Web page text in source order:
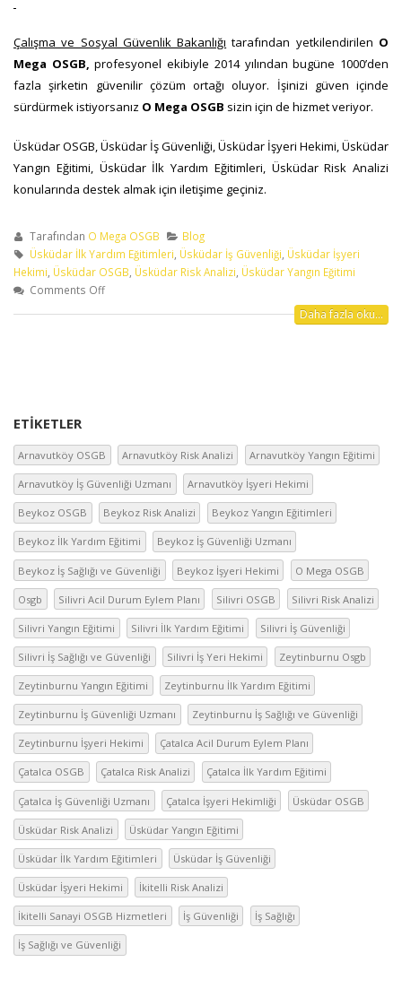
Çalışma ve Sosyal Güvenlik Bakanlığı tarafından yetkilendirilen O
Mega OSGB, profesyonel ekibiyle 2014 yılından bugüne 1000’den
fazla şirketin güvenilir çözüm ortağı oluyor. İşinizi güven içinde
sürdürmek istiyorsanız O Mega OSGB sizin için de hizmet veriyor.
ÜsküdarOSGB, Üsküdar İş Güvenliği, Üsküdar İşyeri Hekimi, Üsküdar
Yangın Eğitimi, Üsküdar İlk Yardım Eğitimleri, Üsküdar Risk Analizi
konularında destek almak için iletişime geçiniz.
Tarafından O Mega OSGB
Blog
Üsküdar İlk Yardım Eğitimleri Üsküdar İş Güvenliği Üsküdar İşyeri
Hekimi Üsküdar OSGB Üsküdar Risk Analizi Üsküdar Yangın Eğitimi
Comments Off
Daha fazla oku...
ETIKETLER
Arnavutköy OSGB Arnavutköy Risk Analizi Arnavutköy Yangın Eğitimi
Arnavutköy İş Güvenliği Uzmanı Arnavutköy İşyeri Hekimi
Beykoz OSGB Beykoz Risk Analizi Beykoz Yangın Eğitimleri
Beykoz İlk Yardım Eğitimi Beykoz İş Güvenliği Uzmanı
Beykoz İş Sağlığı ve Güvenliği Beykoz İşyeri Hekimi O Mega OSGB
Osgb Silivri Acil Durum Eylem Planı Silivri OSGB Silivri Risk Analizi
Silivri Yangın Eğitimi Silivri İlk Yardım Eğitimi Silivri İş Güvenliği
Silivri İş Sağlığı ve Güvenliği Silivri İş Yeri Hekimi Zeytinburnu Osgb
Zeytinburnu Yangın Eğitimi Zeytinburnu İlk Yardım Eğitimi
Zeytinburnu İş Güvenliği Uzmanı Zeytinburnu İş Sağlığı ve Güvenliği
Zeytinburnu İşyeri Hekimi Çatalca Acil Durum Eylem Planı
Çatalca OSGB Çatalca Risk Analizi Çatalca İlk Yardım Eğitimi
Çatalca İş Güvenliği Uzmanı Çatalca İşyeri Hekimliği Üsküdar OSGB
Üsküdar Risk Analizi Üsküdar Yangın Eğitimi
Üsküdar İlk Yardım Eğitimleri Üsküdar İş Güvenliği
Üsküdar İşyeri Hekimi İkitelli Risk Analizi
İkitelli Sanayi OSGB Hizmetleri İş Güvenliği İş Sağlığı
İş Sağlığı ve Güvenliği